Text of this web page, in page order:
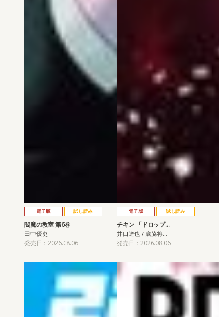
電子版 試し読み
閻魔の教室 第6巻
田中優吏
発売日：2026.08.06
電子版 試し読み
チキン 「ドロップ…
井口達也 / 歳脇将…
発売日：2026.08.06